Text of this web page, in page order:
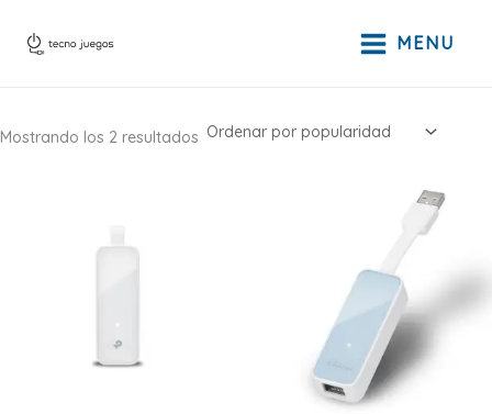
MENU
Mostrando los 2 resultados Ordenado